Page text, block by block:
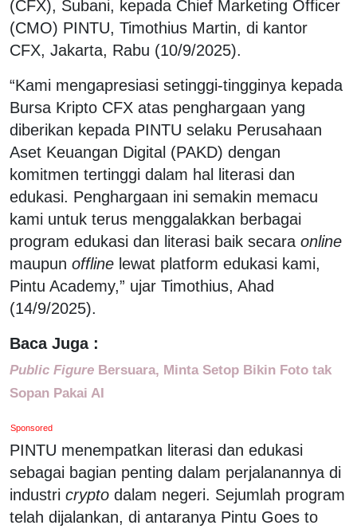
(CFX), Subani, kepada Chief Marketing Officer
(CMO) PINTU, Timothius Martin, di kantor
CFX, Jakarta, Rabu (10/9/2025).
“Kami mengapresiasi setinggi-tingginya kepada
Bursa Kripto CFX atas penghargaan yang
diberikan kepada PINTU selaku Perusahaan
Aset Keuangan Digital (PAKD) dengan
komitmen tertinggi dalam hal literasi dan
edukasi. Penghargaan ini semakin memacu
kami untuk terus menggalakkan berbagai
program edukasi dan literasi baik secara online
maupun offline lewat platform edukasi kami,
Pintu Academy,” ujar Timothius, Ahad
(14/9/2025).
Baca Juga :
Public Figure Bersuara, Minta Setop Bikin Foto tak
Sopan Pakai AI
Sponsored
PINTU menempatkan literasi dan edukasi
sebagai bagian penting dalam perjalanannya di
industri crypto dalam negeri. Sejumlah program
telah dijalankan, di antaranya Pintu Goes to